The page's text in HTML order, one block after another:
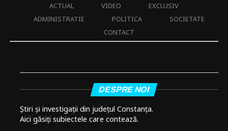
ACTUAL VIDEO
EXCLUSIV
ADMINISTRATIE
POLITICA
SOCIETATE
CONTACT
DESPRE NOI
Știri și investigații din județul Constanța.
Aici găsiți subiectele care contează.